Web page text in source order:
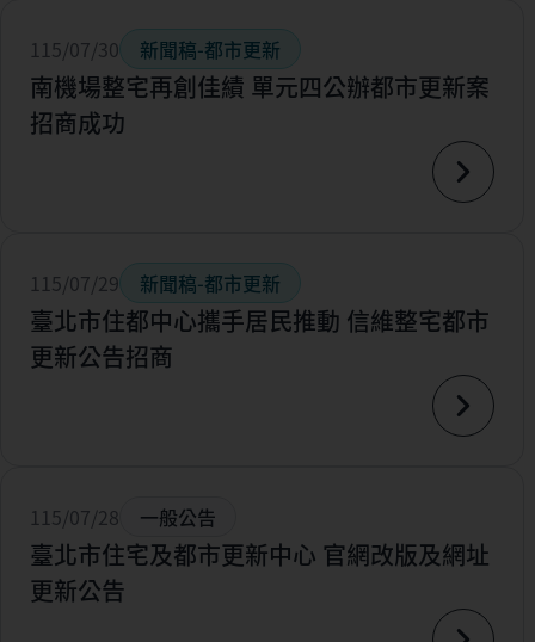
115/07/30 新聞稿-都市更新
南機場整宅再創佳績 單元四公辦都市更新案
招商成功
115/07/29 新聞稿-都市更新
臺北市住都中心攜手居民推動 信維整宅都市
更新公告招商
115/07/28 一般公告
臺北市住宅及都市更新中心 官網改版及網址
更新公告